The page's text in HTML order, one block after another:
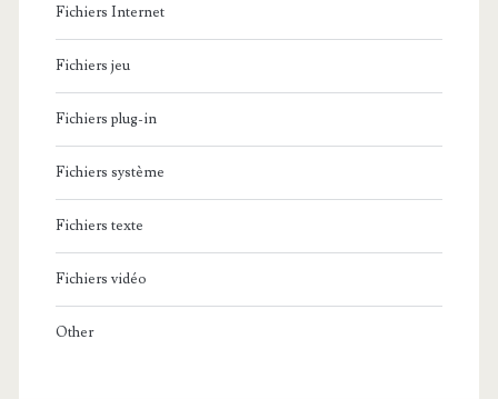
t
e
Fichiers Internet
Fichiers jeu
Fichiers plug-in
Fichiers système
Fichiers texte
Fichiers vidéo
Other